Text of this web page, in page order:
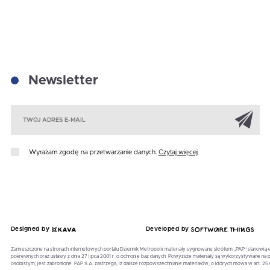
Newsletter
Wyrażam zgodę na przetwarzanie danych. Czytaj więcej
Designed by Developed by
Zamieszczone na stronach internetowych portalu Dziennik Metropolii materiały sygnowane skrótem „PAP”
pokrewnych oraz ustawy z dnia 27 lipca 2001 r. o ochronie baz danych. Powyższe materiały są
osobistym, jest zabronione. PAP S.A. zastrzega, iż dalsze rozpowszechnianie materiałów, o których mowa w art.